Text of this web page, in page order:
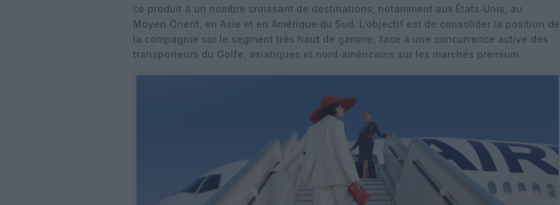
ce produit à un nombre croissant de destinations, notamment aux États‑Unis, au
Moyen‑Orient, en Asie et en Amérique du Sud. L’objectif est de consolider la position de
la compagnie sur le segment très haut de gamme, face à une concurrence active des
transporteurs du Golfe, asiatiques et nord‑américains sur les marchés premium.